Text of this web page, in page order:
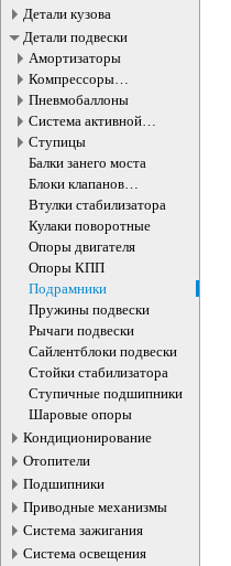
Детали кузова
Детали подвески
Амортизаторы
Компрессоры
пневмоподвески
Пневмобаллоны
Система активной
стабилизации
Ступицы
Балки занего моста
Блоки клапанов
пневмоподвески
Втулки стабилизатора
Кулаки поворотные
Опоры двигателя
Опоры КПП
Подрамники
Пружины подвески
Рычаги подвески
Сайлентблоки подвески
Стойки стабилизатора
Ступичные подшипники
Шаровые опоры
Кондиционирование
Отопители
Подшипники
Приводные механизмы
Система зажигания
Система освещения